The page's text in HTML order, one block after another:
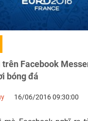
Facebook
bóng đá
16/06/2016 09:30:00